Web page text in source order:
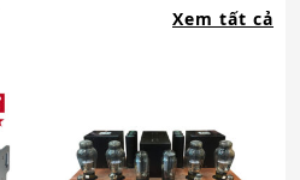
Xem tất cả